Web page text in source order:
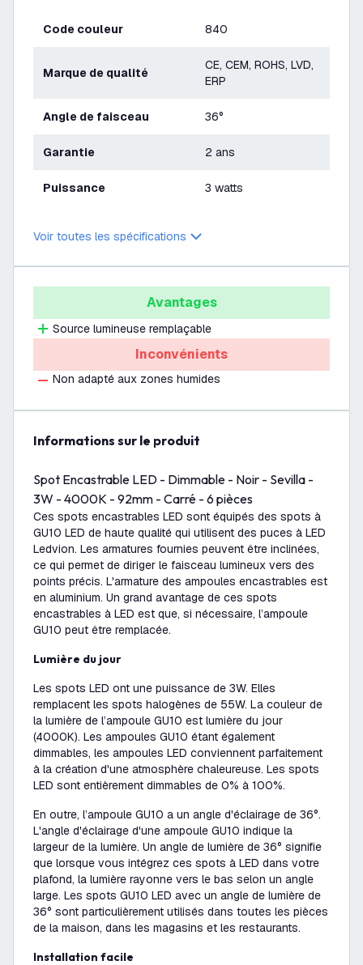
Code couleur 840
Marque de qualité
CE, CEM, ROHS, LVD,
ERP
Angle de faisceau 36°
Garantie 2 ans
Puissance 3 watts
Voir toutes les spécifications
Avantages
Source lumineuse remplaçable
Inconvénients
Non adapté aux zones humides
Informations sur le produit
Spot Encastrable LED - Dimmable - Noir - Sevilla -
3W - 4000K - 92mm - Carré - 6 pièces
Ces spots encastrables LED sont équipés des spots à
GU10 LED de haute qualité qui utilisent des puces à LED
Ledvion. Les armatures fournies peuvent être inclinées,
ce qui permet de diriger le faisceau lumineux vers des
points précis. L'armature des ampoules encastrables est
en aluminium. Un grand avantage de ces spots
encastrables à LED est que, si nécessaire, l’ampoule
GU10 peut être remplacée.
Lumière du jour
Les spots LED ont une puissance de 3W. Elles
remplacent les spots halogènes de 55W. La couleur de
la lumière de l’ampoule GU10 est lumière du jour
(4000K). Les ampoules GU10 étant également
dimmables, les ampoules LED conviennent parfaitement
à la création d'une atmosphère chaleureuse. Les spots
LED sont entièrement dimmables de 0% à 100%.
En outre, l’ampoule GU10 a un angle d'éclairage de 36°.
L'angle d'éclairage d'une ampoule GU10 indique la
largeur de la lumière. Un angle de lumière de 36° signifie
que lorsque vous intégrez ces spots à LED dans votre
plafond, la lumière rayonne vers le bas selon un angle
large. Les spots GU10 LED avec un angle de lumière de
36° sont particulièrement utilisés dans toutes les pièces
de la maison, dans les magasins et les restaurants.
Installation facile